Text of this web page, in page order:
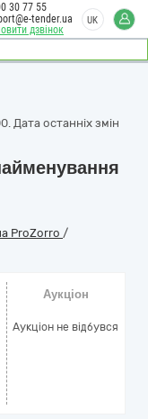
дзвінок
30 77 55
tender.ua
UK
Дата останніх змін
ProZorro /
Аукціон
Аукціон не відбувся